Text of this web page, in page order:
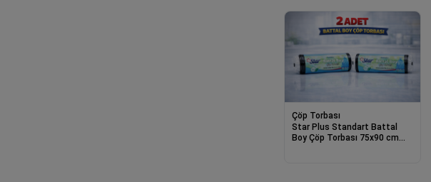
Çöp Torbası
Star Plus Standart Battal
Boy Çöp Torbası 75x90 cm